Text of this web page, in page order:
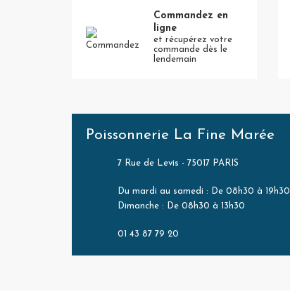
Commandez en
ligne
et récupérez votre
commande dès le
lendemain
Poissonnerie La Fine Marée
7 Rue de Levis - 75017 PARIS
Du mardi au samedi : De 08h30 à 19h30
Dimanche : De 08h30 à 13h30
01 43 87 79 20